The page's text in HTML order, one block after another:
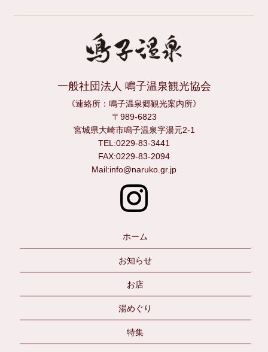
一般社団法人 鳴子温泉観光協会
《連絡所：鳴子温泉郷観光案内所》
〒989-6823
宮城県大崎市鳴子温泉字湯元2-1
TEL:0229-83-3441
FAX:0229-83-2094
Mail:info@naruko.gr.jp
ホーム
お知らせ
お店
湯めぐり
特集